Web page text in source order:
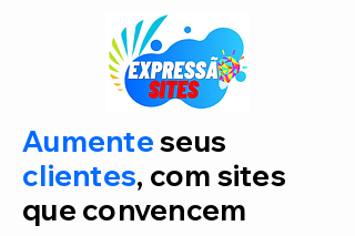
Aumenteseus
clientes, com sites
que convencem